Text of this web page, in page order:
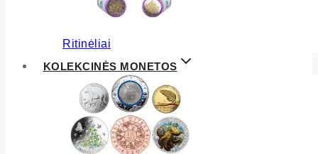
Ritinėliai
KOLEKCINĖS MONETOS